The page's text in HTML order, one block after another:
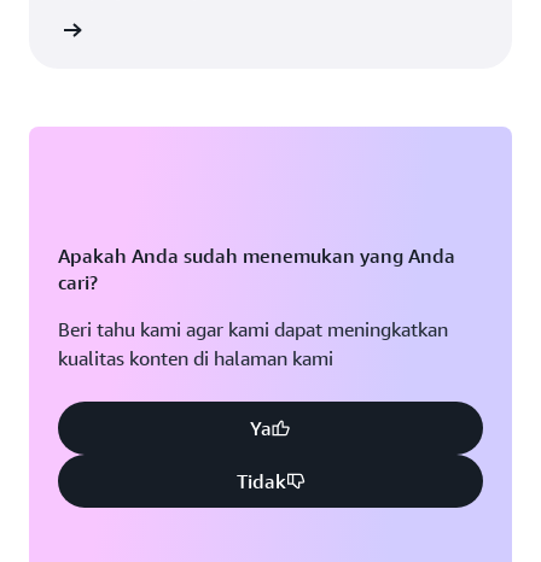
Apakah Anda sudah menemukan yang Anda
cari?
Beri tahu kami agar kami dapat meningkatkan
kualitas konten di halaman kami
Ya
Tidak